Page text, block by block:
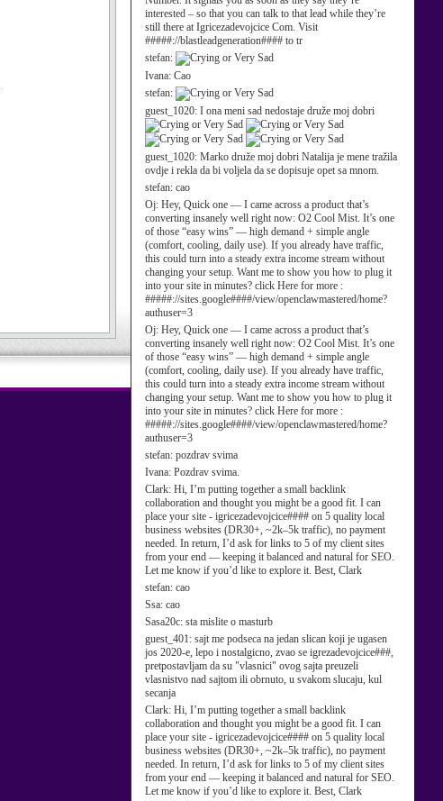
interested – so that you can talk to that lead while they’re
still there at Igricezadevojcice Com. Visit
#####://blastleadgeneration#### to tr
stefan:
Ivana: Cao
stefan:
guest_1020: I ona meni sad nedostaje druže moj dobri
guest_1020: Marko druže moj dobri Natalija je mene tražila
ovdje i rekla da bi voljela da se dopisuje opet sa mnom.
stefan: cao
Oj: Hey, Quick one — I came across a product that’s
converting insanely well right now: O2 Cool Mist. It’s one
of those “easy wins” — high demand + simple angle
(comfort, cooling, daily use). If you already have traffic,
this could turn into a steady extra income stream without
changing your setup. Want me to show you how to plug it
into your site in minutes? click Here for more :
#####://sites.google####/view/openclawmastered/home?
authuser=3
Oj: Hey, Quick one — I came across a product that’s
converting insanely well right now: O2 Cool Mist. It’s one
of those “easy wins” — high demand + simple angle
(comfort, cooling, daily use). If you already have traffic,
this could turn into a steady extra income stream without
changing your setup. Want me to show you how to plug it
into your site in minutes? click Here for more :
#####://sites.google####/view/openclawmastered/home?
authuser=3
stefan: pozdrav svima
Ivana: Pozdrav svima.
Clark: Hi, I’m putting together a small backlink
collaboration and thought you might be a good fit. I can
place your site - igricezadevojcice#### on 5 quality local
business websites (DR30+, ~2k–5k traffic), no payment
needed. In return, I’d ask for links to 5 of my client sites
from your end — keeping it balanced and natural for SEO.
Let me know if you’d like to explore it. Best, Clark
stefan: cao
Ssa: cao
Sasa20c: sta mislite o masturb
guest_401: sajt me podseca na jedan slican koji je ugasen
jos 2020-e, lepo i nostalgicno, zvao se igrezadevojcice###,
pretpostavljam da su "vlasnici" ovog sajta preuzeli
vlasnistvo nad sajtom ili obrnuto, u svakom slucaju, kul
secanja
Clark: Hi, I’m putting together a small backlink
collaboration and thought you might be a good fit. I can
place your site - igricezadevojcice#### on 5 quality local
business websites (DR30+, ~2k–5k traffic), no payment
needed. In return, I’d ask for links to 5 of my client sites
from your end — keeping it balanced and natural for SEO.
Let me know if you’d like to explore it. Best, Clark